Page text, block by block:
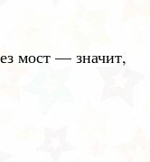
мост — значит,